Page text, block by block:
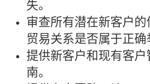
失。
审查所有潜在新客户
贸易关系是否属于正确
提供新客户和现有客
南。